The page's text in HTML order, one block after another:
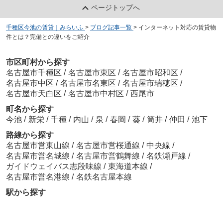
ページトップへ
千種区今池の賃貸｜みらいふ > ブログ記事一覧 > インターネット対応の賃貸物
件とは？完備との違いをご紹介
市区町村から探す
名古屋市千種区 / 名古屋市東区 / 名古屋市昭和区 /
名古屋市中区 / 名古屋市名東区 / 名古屋市瑞穂区 /
名古屋市天白区 / 名古屋市中村区 / 西尾市
町名から探す
今池 / 新栄 / 千種 / 内山 / 泉 / 春岡 / 葵 / 筒井 / 仲田 / 池下
路線から探す
名古屋市営東山線 / 名古屋市営桜通線 / 中央線 /
名古屋市営名城線 / 名古屋市営鶴舞線 / 名鉄瀬戸線 /
ガイドウェイバス志段味線 / 東海道本線 /
名古屋市営名港線 / 名鉄名古屋本線
駅から探す